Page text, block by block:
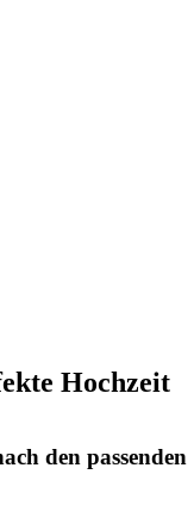
Hochzeit
den passenden